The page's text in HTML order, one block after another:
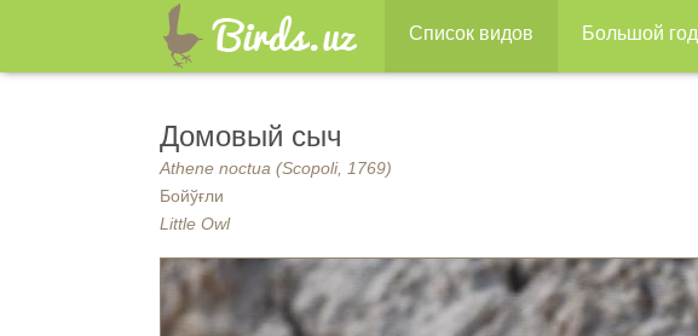
Список видов Большой год
Домовый сыч
Athene noctua (Scopoli, 1769)
Бойўғли
Little Owl